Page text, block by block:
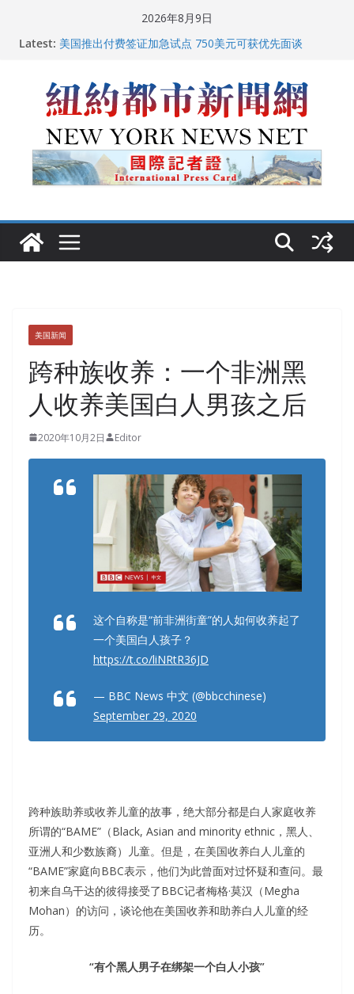
2026年8月9日
Latest:
中国驻美国大使谢锋邀请美国老教师罗纳德·萨科尔斯基
再次访华
美国最高法院维持“出生公民权” : 出生在美国就是美国
人！
FBI联合纽约警方突袭多名警界高层住所 涉纽约警察局腐
败刑事调查
美国新闻
跨种族收养：一个非洲黑
人收养美国白人男孩之后
2020年10月2日 Editor
这个自称是“前非洲街童”的人如何收养起了
一个美国白人孩子？
https://t.co/liNRtR36JD
— BBC News 中文 (@bbcchinese)
September 29, 2020
跨种族助养或收养儿童的故事，绝大部分都是白人家庭收养
所谓的“BAME”（Black, Asian and minority ethnic，黑人、
亚洲人和少数族裔）儿童。但是，在美国收养白人儿童的
“BAME”家庭向BBC表示，他们为此曾面对过怀疑和查问。最
初来自乌干达的彼得接受了BBC记者梅格·莫汉（Megha
Mohan）的访问，谈论他在美国收养和助养白人儿童的经
历。
“有个黑人男子在绑架一个白人小孩”